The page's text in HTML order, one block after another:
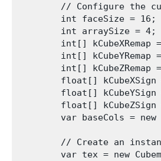
// Configure the
        int faceSize = 16;
        int arraySize = 4;
int[] kCubeXRemap
int[] kCubeYRemap
int[] kCubeZRemap
float[]
float[]
float[]
var baseCols =
// Create an
var tex = new